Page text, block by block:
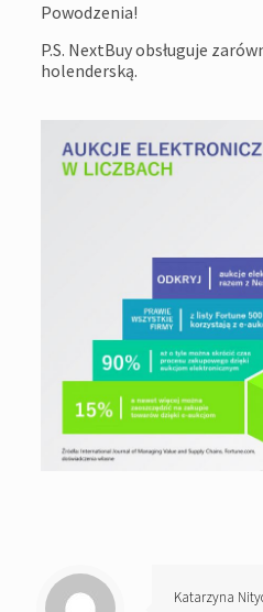
Powodzenia!
P.S. NextBuy obsługuje
holenderską.
Katarzyna